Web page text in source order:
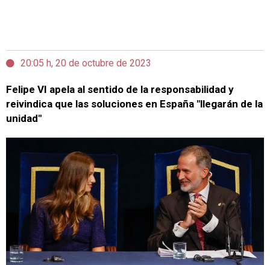
20:05 h, 20 de octubre de 2023
Felipe VI apela al sentido de la responsabilidad y
reivindica que las soluciones en España "llegarán de la
unidad"